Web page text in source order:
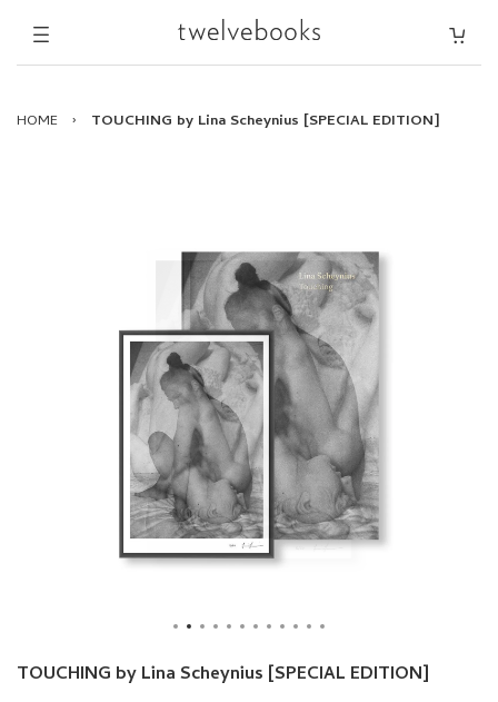
HOME › TOUCHING by Lina Scheynius [SPECIAL EDITION]
TOUCHING by Lina Scheynius [SPECIAL EDITION]